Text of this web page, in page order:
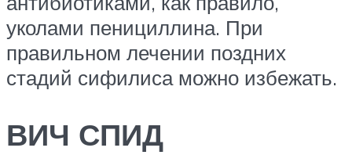
уколами пенициллина. При
правильном лечении поздних
стадий сифилиса можно избежать.
ВИЧ СПИД